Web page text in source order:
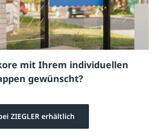
mit Ihrem individuellen
gewünscht?
ZIEGLER erhältlich